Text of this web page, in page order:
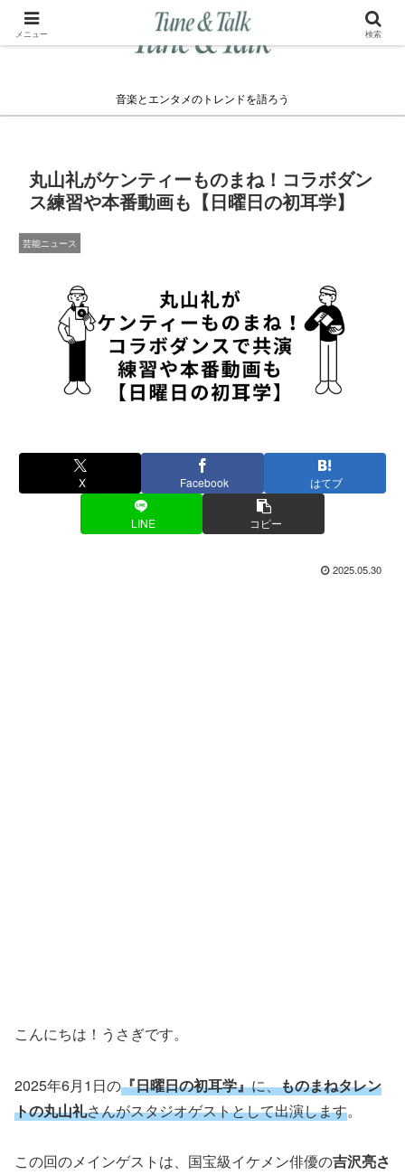
音楽とエンタメのトレンドを語ろう
丸山礼がケンティーものまね！コラボダン
ス練習や本番動画も【日曜日の初耳学】
芸能ニュース
X Facebook はてブ
LINE コピー
2025.05.30
こんにちは！うさぎです。
2025年6月1日の『日曜日の初耳学』に、ものまねタレン
トの丸山礼さんがスタジオゲストとして出演します。
この回のメインゲストは、国宝級イケメン俳優の吉沢亮さ
メニュー 検索